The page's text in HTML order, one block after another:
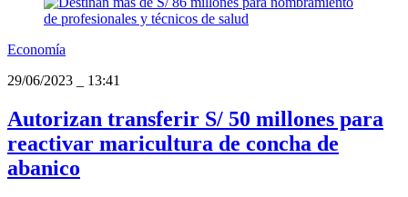
Economía
29/06/2023
13:41
Autorizan transferir S/ 50 millones para
reactivar maricultura de concha de
abanico